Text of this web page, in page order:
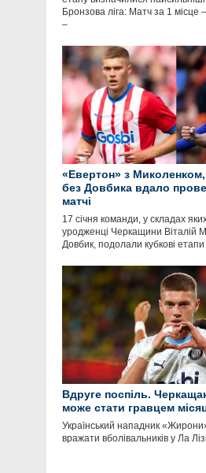
Бронзова ліга: Матч за 1 місце
–
«Евертон» з
без Довбика вдало
матчі
17 січня команди, у складах
уродженці Черкащини Віталій
Довбик, подолали кубкові
Вдруге поспіль.
може стати гравцем
Український нападник
вражати вболівальників у Ла